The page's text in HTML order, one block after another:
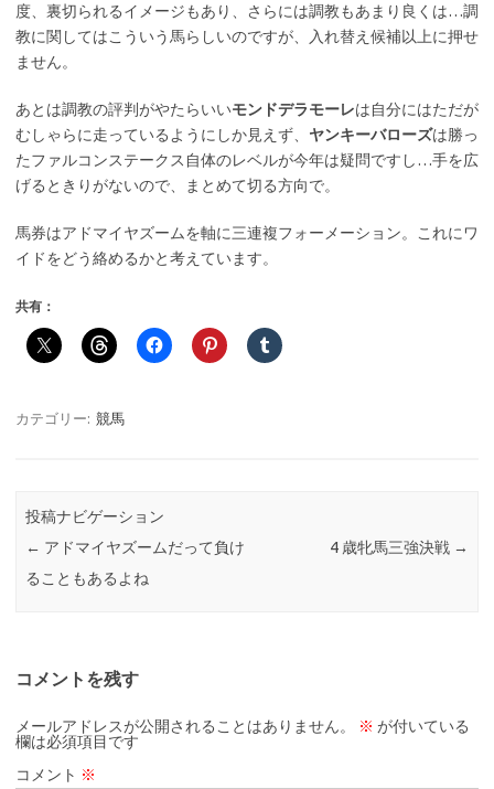
度、裏切られるイメージもあり、さらには調教もあまり良くは…調
教に関してはこういう馬らしいのですが、入れ替え候補以上に押せ
ません。
あとは調教の評判がやたらいいモンドデラモーレは自分にはただが
むしゃらに走っているようにしか見えず、 ヤンキーバローズは勝っ
たファルコンステークス自体のレベルが今年は疑問ですし…手を広
げるときりがないので、まとめて切る方向で。
馬券はアドマイヤズームを軸に三連複フォーメーション。これにワ
イドをどう絡めるかと考えています。
共有：
カテゴリー: 競馬
投稿ナビゲーション
← アドマイヤズームだって負け
ることもあるよね
4 歳牝馬三強決戦 →
コメントを残す
メールアドレスが公開されることはありません。 ※ が付いている
欄は必須項目です
コメント ※